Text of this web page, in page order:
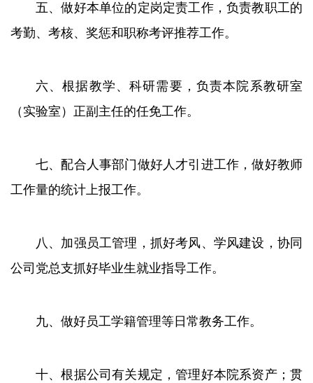
五、做好本单位的定岗定责工作，负责教职工的
考勤、考核、奖惩和职称考评推荐工作。
六、根据教学、科研需要，负责本院系教研室
（实验室）正副主任的任免工作。
七、配合人事部门做好人才引进工作，做好教师
工作量的统计上报工作。
八、加强员工管理，抓好考风、学风建设，协同
公司党总支抓好毕业生就业指导工作。
九、做好员工学籍管理等日常教务工作。
十、根据公司有关规定，管理好本院系资产；贯